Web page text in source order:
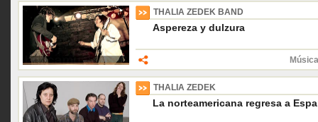
THALIA ZEDEK BAND
Aspereza y dulzura
THALIA ZEDEK
La norteamericana regresa a